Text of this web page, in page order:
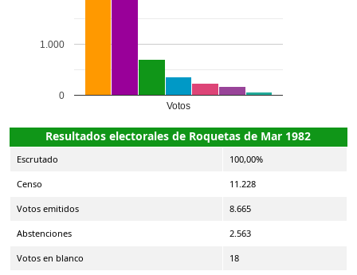
Votos
0
1.000
Resultados electorales de Roquetas de Mar 1982
Escrutado 100,00%
Censo 11.228
Votos emitidos 8.665
Abstenciones 2.563
Votos en blanco 18